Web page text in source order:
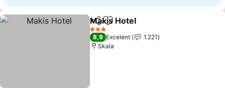
DistribuițiAdăugaţi la favorite
Makis Hotel
3 Stele
8,9 Excelent
1.221
Skala